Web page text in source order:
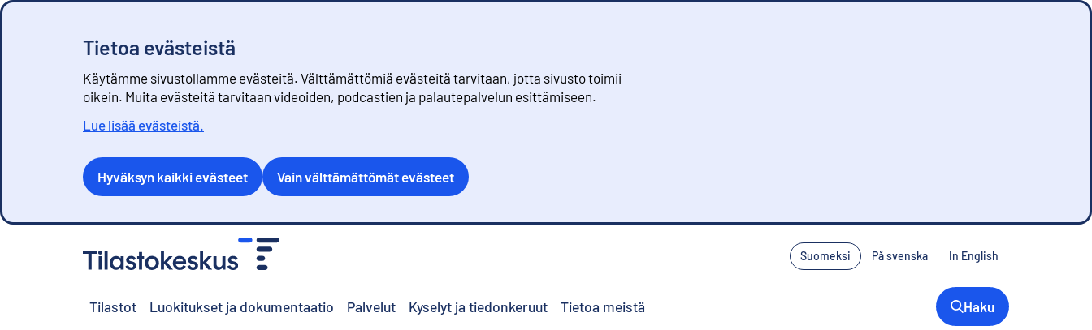
Tietoa evästeistä
Käytämme sivustollamme evästeitä. Välttämättömiä evästeitä tarvitaan, jotta sivusto toimii
oikein. Muita evästeitä tarvitaan videoiden, podcastien ja palautepalvelun esittämiseen.
Lue lisää evästeistä.
Hyväksyn kaikki evästeet Vain välttämättömät evästeet
Suomeksi På svenska In English
Tilastot Luokitukset ja dokumentaatio Palvelut Kyselyt ja tiedonkeruut Tietoa meistä Haku